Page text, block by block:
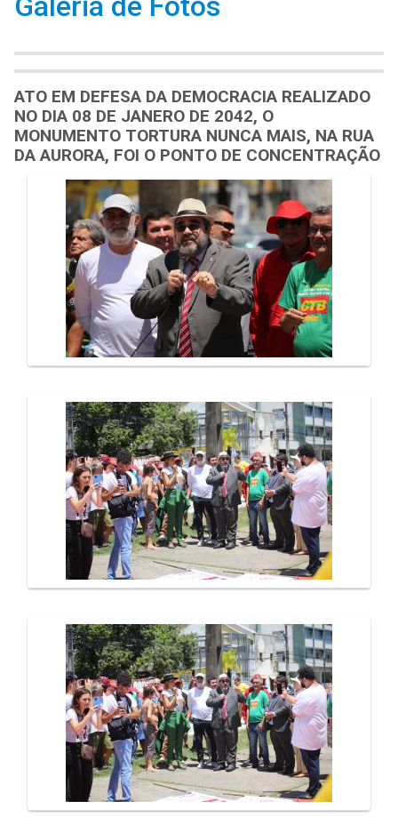
ATO EM DEFESA DA DEMOCRACIA REALIZADO
NO DIA 08 DE JANERO DE 2042, O
MONUMENTO TORTURA NUNCA MAIS, NA RUA
DA AURORA, FOI O PONTO DE CONCENTRAÇÃO
Galeria de Mídias